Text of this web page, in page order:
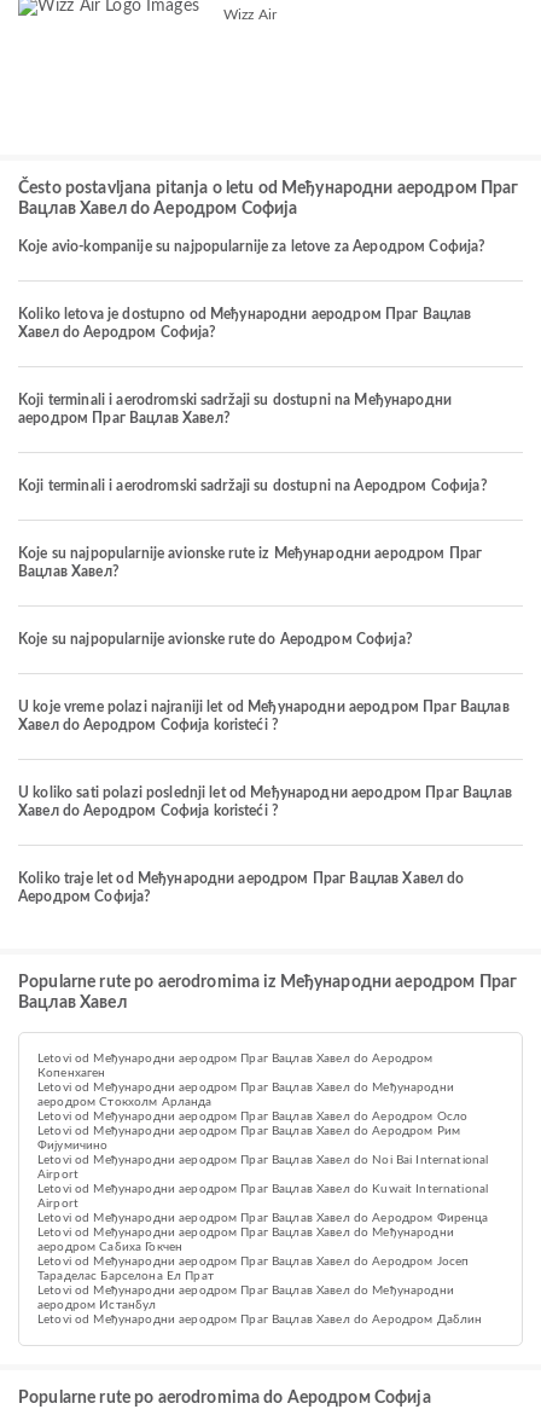
Wizz Air
Često postavljana pitanja o letu od Међународни аеродром Праг
Вацлав Хавел do Аеродром Софија
Koje avio-kompanije su najpopularnije za letove za Аеродром Софија?
Koliko letova je dostupno od Међународни аеродром Праг Вацлав
Хавел do Аеродром Софија?
Koji terminali i aerodromski sadržaji su dostupni na Међународни
аеродром Праг Вацлав Хавел?
Koji terminali i aerodromski sadržaji su dostupni na Аеродром Софија?
Koje su najpopularnije avionske rute iz Међународни аеродром Праг
Вацлав Хавел?
Koje su najpopularnije avionske rute do Аеродром Софија?
U koje vreme polazi najraniji let od Међународни аеродром Праг Вацлав
Хавел do Аеродром Софија koristeći ?
U koliko sati polazi poslednji let od Међународни аеродром Праг Вацлав
Хавел do Аеродром Софија koristeći ?
Koliko traje let od Међународни аеродром Праг Вацлав Хавел do
Аеродром Софија?
Popularne rute po aerodromima iz Међународни аеродром Праг
Вацлав Хавел
Letovi od Међународни аеродром Праг Вацлав Хавел do Аеродром
Копенхаген
Letovi od Међународни аеродром Праг Вацлав Хавел do Међународни
аеродром Стокхолм Арланда
Letovi od Међународни аеродром Праг Вацлав Хавел do Aеродром Осло
Letovi od Међународни аеродром Праг Вацлав Хавел do Аеродром Рим
Фијумичино
Letovi od Међународни аеродром Праг Вацлав Хавел do Noi Bai International
Airport
Letovi od Међународни аеродром Праг Вацлав Хавел do Kuwait International
Airport
Letovi od Међународни аеродром Праг Вацлав Хавел do Аеродром Фиренца
Letovi od Међународни аеродром Праг Вацлав Хавел do Међународни
аеродром Сабиха Гокчен
Letovi od Међународни аеродром Праг Вацлав Хавел do Аеродром Јосеп
Тараделас Барселона Ел Прат
Letovi od Међународни аеродром Праг Вацлав Хавел do Међународни
аеродром Истанбул
Letovi od Међународни аеродром Праг Вацлав Хавел do Аеродром Даблин
Popularne rute po aerodromima do Аеродром Софија